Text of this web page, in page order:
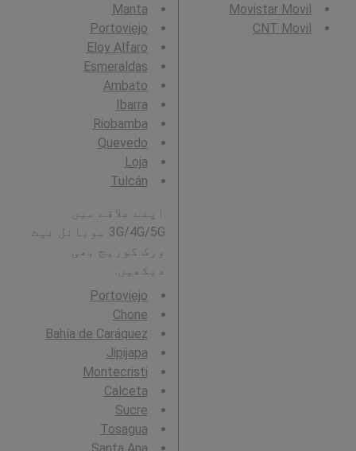
Movistar Movil
CNT Movil
Manta
Portoviejo
Eloy Alfaro
Esmeraldas
Ambato
Ibarra
Riobamba
Quevedo
Loja
Tulcán
اپنے علاقے میں
3G/4G/5G موبائل نیٹ
ورک کوریج بھی
دیکھیں:
Portoviejo
Chone
Bahía de Caráquez
Jipijapa
Montecristi
Calceta
Sucre
Tosagua
Santa Ana